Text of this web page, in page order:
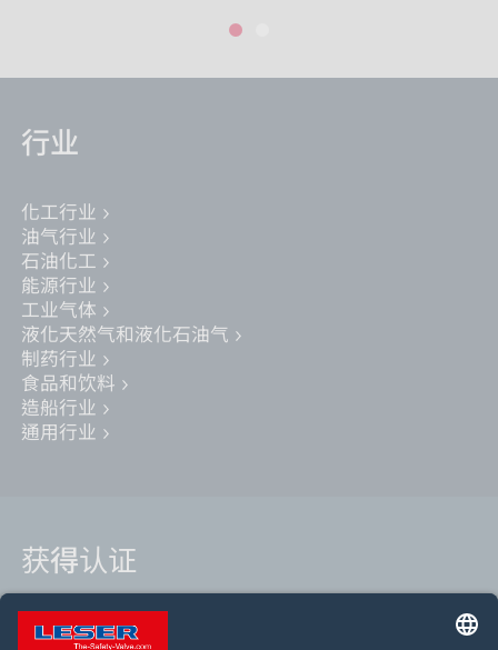
行业
化工行业
油气行业
石油化工
能源行业
工业气体
液化天然气和液化石油气
制药行业
食品和饮料
造船行业
通用行业
获得认证